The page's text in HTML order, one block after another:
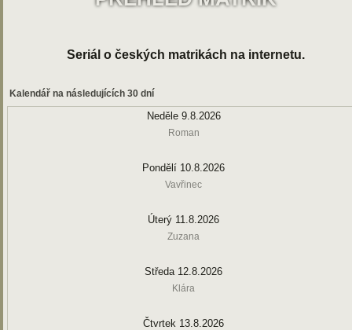
Seriál o českých matrikách na internetu.
Kalendář na následujících 30 dní
Neděle 9.8.2026
Roman
Pondělí 10.8.2026
Vavřinec
Úterý 11.8.2026
Zuzana
Středa 12.8.2026
Klára
Čtvrtek 13.8.2026